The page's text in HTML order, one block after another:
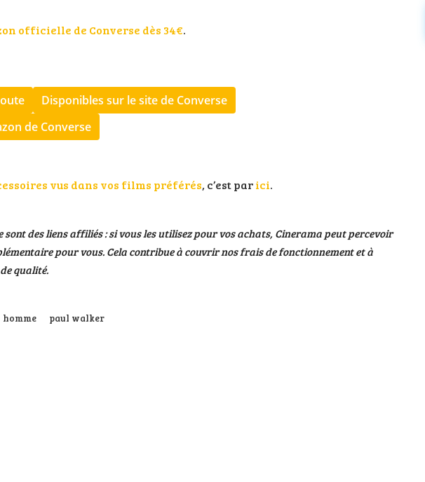
officielle de Converse dès 34€.
Disponibles sur le site de Converse
de Converse
vus dans vos films préférés, c’est parici.
des liens affiliés : si vous les utilisez pour vos achats, Cinerama peut percevoir
pour vous. Cela contribue à couvrir nos frais de fonctionnement et à
qualité.
homme paul walker